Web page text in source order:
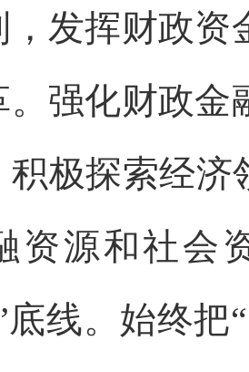
，发挥财政资
。强化财政金
积极探索经济
资源和社会
底线。始终